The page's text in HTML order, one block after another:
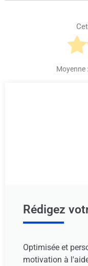
Moyenne :
Rédigez
Optimisée et
motivation à